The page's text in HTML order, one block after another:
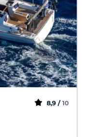
8,9 / 10